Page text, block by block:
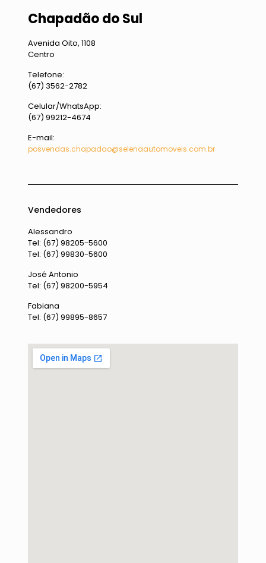
Chapadão do Sul
Avenida Oito, 1108
Centro
Telefone:
(67) 3562-2782
Celular/WhatsApp:
(67) 99212-4674
E-mail:
posvendas.chapadao@selenaautomoveis.com.br
Vendedores
Alessandro
Tel: (67) 98205-5600
Tel: (67) 99830-5600
José Antonio
Tel: (67) 98200-5954
Fabiana
Tel: (67) 99895-8657